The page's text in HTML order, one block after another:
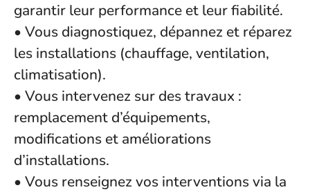
garantir leur performance et leur fiabilité.
• Vous diagnostiquez, dépannez et réparez
les installations (chauffage, ventilation,
climatisation).
• Vous intervenez sur des travaux :
remplacement d’équipements,
modifications et améliorations
d’installations.
• Vous renseignez vos interventions via la